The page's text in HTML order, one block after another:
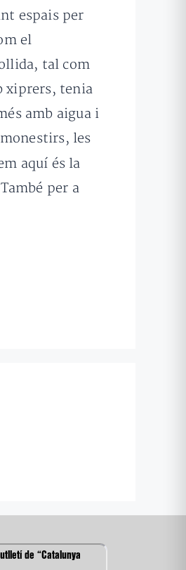
espais per
el
tal com
xiprers, tenia
amb aigua i
les
aquí és la
per a
de “Catalunya